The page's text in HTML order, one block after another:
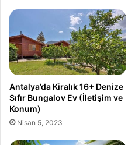
Antalya’da Kiralık 16+ Denize
Sıfır Bungalov Ev (İletişim ve
Konum)
Nisan 5, 2023